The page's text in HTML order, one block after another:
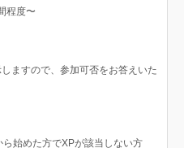
程度〜
ますので、参加可否をお答えいた
始めた方でXPが該当しない方